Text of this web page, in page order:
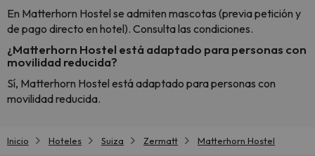
En Matterhorn Hostel se admiten mascotas (previa petición y
de pago directo en hotel). Consulta las condiciones.
¿Matterhorn Hostel está adaptado para personas con
movilidad reducida?
Sí, Matterhorn Hostel está adaptado para personas con
movilidad reducida.
Inicio Hoteles Suiza Zermatt Matterhorn Hostel